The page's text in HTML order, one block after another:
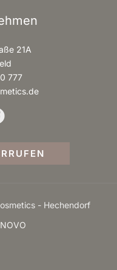
21A
777
- Hechendorf